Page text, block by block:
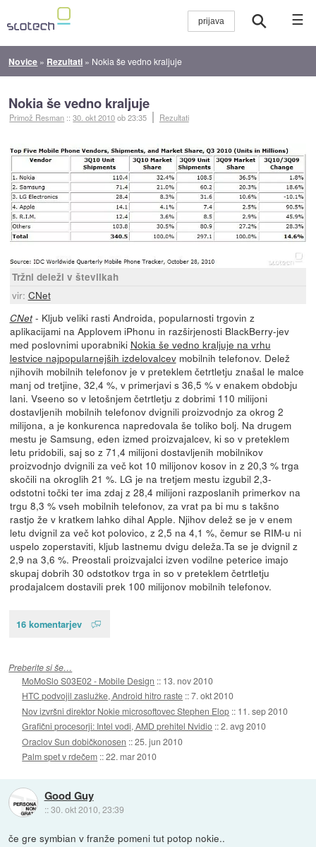
☰
Novice » Rezultati » Nokia še vedno kraljuje
Nokia še vedno kraljuje
Primož Resman ::30. okt 2010ob 23:35 Rezultati
Tržni deleži v številkah
vir: CNet
CNet- Kljub veliki rasti Androida, popularnosti trgovin z
aplikacijami na Applovem iPhonu in razširjenosti BlackBerry-jev
med poslovnimi uporabniki Nokia še vedno kraljuje na vrhu
lestvice najpopularnejših izdelovalcevmobilnih telefonov. Delež
njihovih mobilnih telefonov je v preteklem četrtletju znašal le malce
manj od tretjine, 32,4 %, v primerjavi s 36,5 % v enakem obdobju
lani. Vseeno so v letošnjem četrtletju z dobrimi 110 milijoni
dostavljenih mobilnih telefonov dvignili proizvodnjo za okrog 2
milijona, a je konkurenca napredovala še toliko bolj. Na drugem
mestu je Samsung, eden izmed proizvajalcev, ki so v preteklem
letu pridobili, saj so z 71,4 milijoni dostavljenih mobilnikov
proizvodnjo dvignili za več kot 10 milijonov kosov in z 20,3 % trga
skočili na okroglih 21 %. LG je na tretjem mestu izgubil 2,3-
odstotni točki ter ima zdaj z 28,4 milijoni razposlanih primerkov na
trgu 8,3 % vseh mobilnih telefonov, za vrat pa bi mu s takšno
rastjo že v kratkem lahko dihal Apple. Njihov delež se je v enem
letu dvignil za več kot polovico, z 2,5 na 4,1 %, čemur se RIM-u ni
uspelo zoperstaviti, kljub lastnemu dvigu deleža.Ta se je dvignil z
2,9 na 3,6 %. Preostali proizvajalci izven vodilne peterice imajo
skupaj dobrih 30 odstotkov trga in so v preteklem četrtletju
prodajalcem dostavili prek 100 milijonov mobilnih telefonov.
16 komentarjev
Preberite si še…
MoMoSlo S03E02 - Mobile Design :: 13. nov 2010
HTC podvojil zaslužke, Android hitro raste ::7. okt 2010
Nov izvršni direktor Nokie microsoftovec Stephen Elop :: 11. sep 2010
Grafični procesorji: Intel vodi, AMD prehitel Nvidio ::2. avg 2010
Oraclov Sun dobičkonosen ::25. jun 2010
Palm spet v rdečem ::22. mar 2010
Good Guy
::30. okt 2010, 23:39
če gre symbian v franže pomeni tut potop nokie..